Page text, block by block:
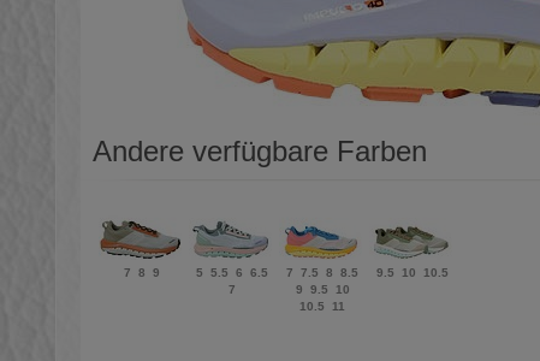
Andere verfügbare Farben
7 8 9 5 5.5 6
6.5
7
7 7.5 8
8.5
9
9.5
10
10.5
11
9.5 10 10.5